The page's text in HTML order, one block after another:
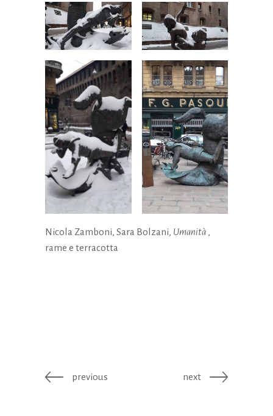
Nicola Zamboni, Sara Bolzani, Umanità ,
rame e terracotta
previous next